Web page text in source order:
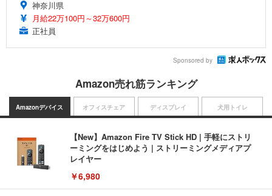
神奈川県
月給22万100円～32万600円
正社員
Sponsored by
Amazon売れ筋ランキング
Amazonデバイス
【New】Amazon Fire TV Stick HD | 手軽にストリ
ーミングをはじめよう | ストリーミングメディアプ
レイヤー
￥6,980
オフィスチェア ディスプレイ 犬用トイレ